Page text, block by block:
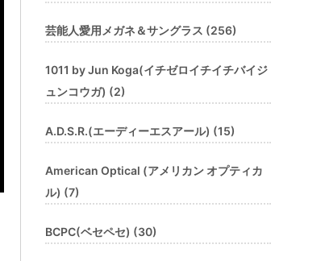
芸能人愛用メガネ＆サングラス (256)
1011 by Jun Koga(イチゼロイチイチバイジ
ュンコウガ) (2)
A.D.S.R.(エーディーエスアール) (15)
American Optical (アメリカン オプティカ
ル) (7)
BCPC(ベセペセ) (30)